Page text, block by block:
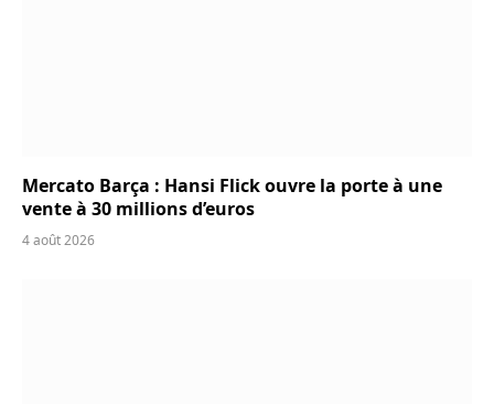
Mercato Barça : Hansi Flick ouvre la porte à une
vente à 30 millions d’euros
4 août 2026